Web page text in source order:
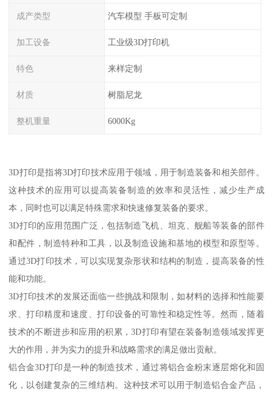
成产类型 汽车模型 手板可定制
加工设备 工业级3D打印机
特色 来样定制
材质 树脂尼龙
整机重量 6000Kg
3D打印是指将3D打印技术应用于领域，用于制造装备和相关部件。
这种技术的应用可以提高装备制造的效率和灵活性，减少生产成
本，同时也可以满足特殊需求和快速修复装备的要求。
3D打印的应用范围广泛，包括制造飞机、坦克、舰船等装备的部件
和配件，制造特种和工具，以及制造设施和基地的模型和原型等。
通过3D打印技术，可以实现复杂形状和结构的制造，提高装备的性
能和功能。
3D打印技术的发展还面临一些挑战和限制，如材料的选择和性能要
求、打印精度和速度、打印设备的可靠性和稳定性等。然而，随着
技术的不断进步和应用的积累，3D打印有望在装备制造领域发挥更
大的作用，并为实力的提升和战略需求的满足做出贡献。
铝合金3D打印是一种的制造技术，通过将铝合金粉末逐层熔化和固
化，以创建复杂的三维结构。这种技术可以用于制造铝合金产品，